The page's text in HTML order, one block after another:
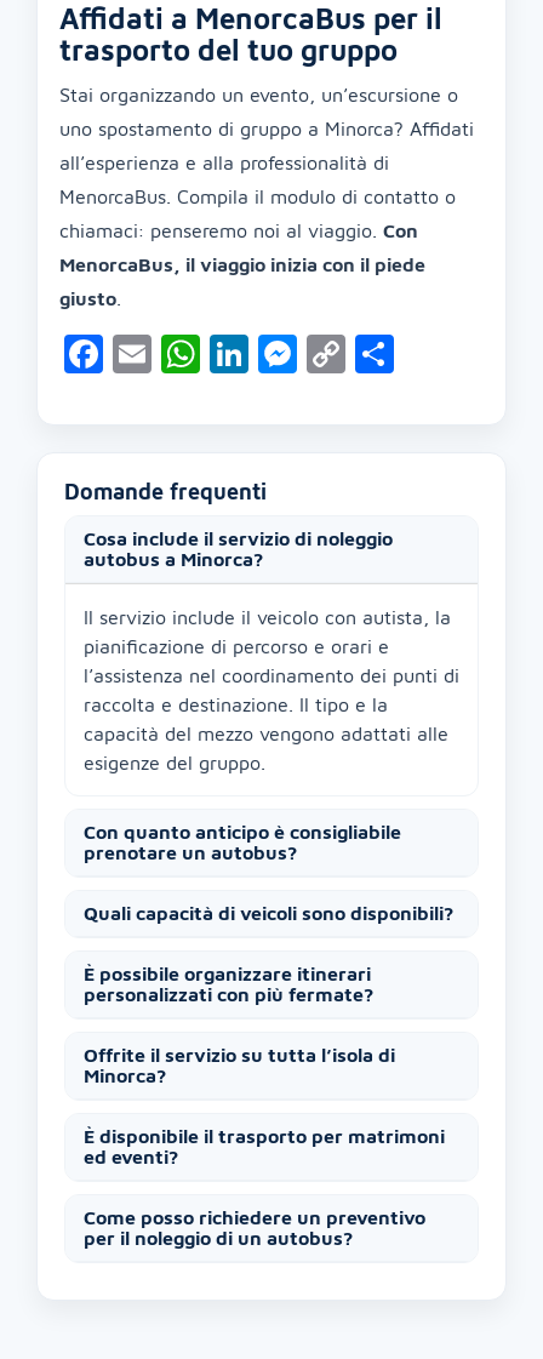
Affidati a MenorcaBus per il
trasporto del tuo gruppo
Stai organizzando un evento, un’escursione o
uno spostamento di gruppo a Minorca? Affidati
all’esperienza e alla professionalità di
MenorcaBus. Compila il modulo di contatto o
chiamaci: penseremo noi al viaggio. Con
MenorcaBus, il viaggio inizia con il piede
giusto
Facebook
EmailWhatsApp
LinkedIn
Messenger
Copy
Domande frequenti
Cosa include il servizio di noleggio
autobus a Minorca?
Il servizio include il veicolo con autista, la
pianificazione di percorso e orari e
l’assistenza nel coordinamento dei punti di
raccolta e destinazione. Il tipo e la
capacità del mezzo vengono adattati alle
esigenze del gruppo.
Con quanto anticipo è consigliabile
prenotare un autobus?
Quali capacità di veicoli sono disponibili?
È possibile organizzare itinerari
personalizzati con più fermate?
Offrite il servizio su tutta l’isola di
Minorca?
È disponibile il trasporto per matrimoni
ed eventi?
Come posso richiedere un preventivo
per il noleggio di un autobus?